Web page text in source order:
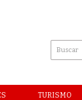
TURISMO